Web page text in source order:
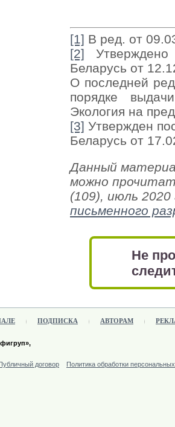
[1] В ред. от
[2] Утверждено
Беларусь от
О последней
порядке
Экология на
[3] Утвержден
Беларусь от
Данный
можно
(109), июль 2020
письменного
Не
ПОДПИСКА АВТОРАМ
договор Политика обработки